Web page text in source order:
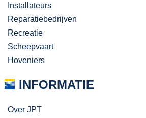
Installateurs
Reparatiebedrijven
Recreatie
Scheepvaart
Hoveniers
INFORMATIE
Over JPT